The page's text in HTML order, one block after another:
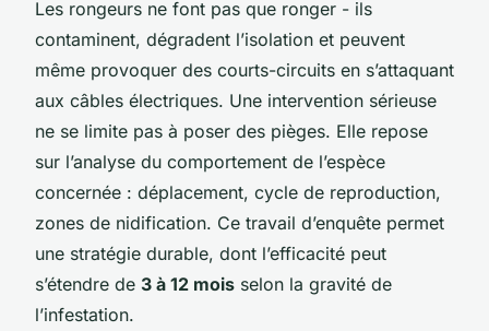
Les rongeurs ne font pas que ronger - ils
contaminent, dégradent l’isolation et peuvent
même provoquer des courts-circuits en s’attaquant
aux câbles électriques. Une intervention sérieuse
ne se limite pas à poser des pièges. Elle repose
sur l’analyse du comportement de l’espèce
concernée : déplacement, cycle de reproduction,
zones de nidification. Ce travail d’enquête permet
une stratégie durable, dont l’efficacité peut
s’étendre de 3 à 12 mois selon la gravité de
l’infestation.